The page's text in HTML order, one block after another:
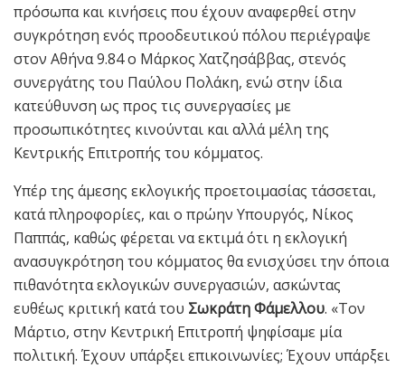
πρόσωπα και κινήσεις που έχουν αναφερθεί στην
συγκρότηση ενός προοδευτικού πόλου περιέγραψε
στον Αθήνα 9.84 ο Μάρκος Χατζησάββας, στενός
συνεργάτης του Παύλου Πολάκη, ενώ στην ίδια
κατεύθυνση ως προς τις συνεργασίες με
προσωπικότητες κινούνται και αλλά μέλη της
Κεντρικής Επιτροπής του κόμματος.
Υπέρ της άμεσης εκλογικής προετοιμασίας τάσσεται,
κατά πληροφορίες, και ο πρώην Υπουργός, Νίκος
Παππάς, καθώς φέρεται να εκτιμά ότι η εκλογική
ανασυγκρότηση του κόμματος θα ενισχύσει την όποια
πιθανότητα εκλογικών συνεργασιών, ασκώντας
ευθέως κριτική κατά του Σωκράτη Φάμελλου. «Τον
Μάρτιο, στην Κεντρική Επιτροπή ψηφίσαμε μία
πολιτική. Έχουν υπάρξει επικοινωνίες; Έχουν υπάρξει